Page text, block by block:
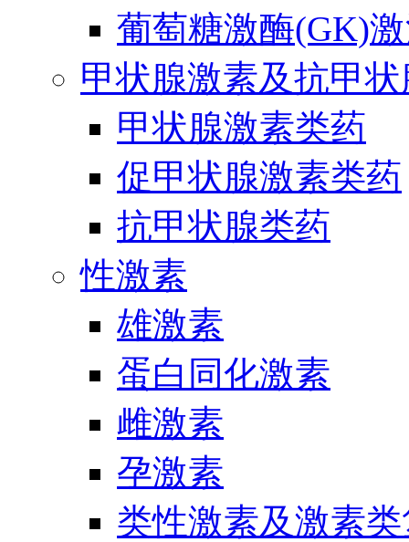
葡萄糖激酶(GK)
甲状腺激素及抗甲
甲状腺激素类药
促甲状腺激素类药
抗甲状腺类药
性激素
雄激素
蛋白同化激素
雌激素
孕激素
类性激素及激素